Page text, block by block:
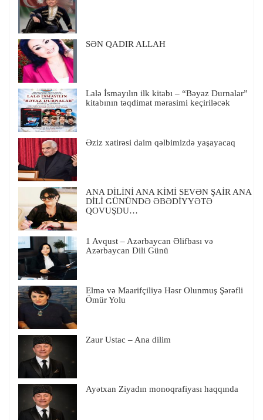
SƏN QADIR ALLAH
Lalə İsmayılın ilk kitabı – “Bəyaz Durnalar”
kitabının təqdimat mərasimi keçiriləcək
Əziz xatirəsi daim qəlbimizdə yaşayacaq
ANA DİLİNİ ANA KİMİ SEVƏN ŞAİR ANA
DİLİ GÜNÜNDƏ ƏBƏDİYYƏTƏ
QOVUŞDU…
1 Avqust – Azərbaycan Əlifbası və
Azərbaycan Dili Günü
Elmə və Maarifçiliyə Həsr Olunmuş Şərəfli
Ömür Yolu
Zaur Ustac – Ana dilim
Ayətxan Ziyadın monoqrafiyası haqqında